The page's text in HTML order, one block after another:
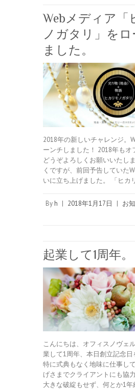
Webメディア「
ノガタリ」をロ
ました。
2018年の新しいチャレンジ。
ーンチしました！ 2018年もオ
どうぞよろしくお願いいたし
くですが、前回予告していた
いに立ち上げました。 「ヒカ
By h | 2018年1月17日 | お
起業して1周年。
こんにちは、オフィスノヴェ
業して1周年、本日創立記念日
特に式典もなく地味に仕事し
げさまでクライアントにも協
大きな破綻もせず、何とか1